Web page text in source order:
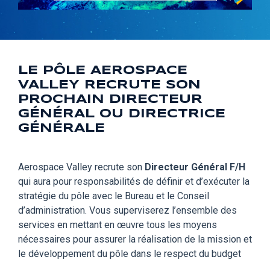
LE PÔLE AEROSPACE
VALLEY RECRUTE SON
PROCHAIN DIRECTEUR
GÉNÉRAL OU DIRECTRICE
GÉNÉRALE
Aerospace Valley recrute son Directeur Général F/H
qui aura pour responsabilités de définir et d’exécuter la
stratégie du pôle avec le Bureau et le Conseil
d’administration. Vous superviserez l’ensemble des
services en mettant en œuvre tous les moyens
nécessaires pour assurer la réalisation de la mission et
le développement du pôle dans le respect du budget